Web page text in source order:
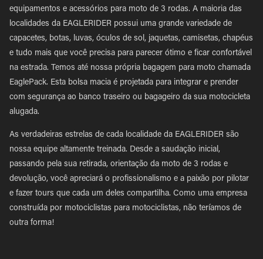
equipamentos e acessórios para moto de 3 rodas. A maioria das
localidades da EAGLERIDER possui uma grande variedade de
capacetes, botas, luvas, óculos de sol, jaquetas, camisetas, chapéus
e tudo mais que você precisa para parecer ótimo e ficar confortável
na estrada. Temos até nossa própria bagagem para moto chamada
EaglePack. Esta bolsa macia é projetada para integrar e prender
com segurança ao banco traseiro ou bagageiro da sua motocicleta
alugada.
As verdadeiras estrelas de cada localidade da EAGLERIDER são
nossa equipe altamente treinada. Desde a saudação inicial,
passando pela sua retirada, orientação da moto de 3 rodas e
devolução, você apreciará o profissionalismo e a paixão por pilotar
e fazer tours que cada um deles compartilha. Como uma empresa
construída por motociclistas para motociclistas, não teríamos de
outra forma!